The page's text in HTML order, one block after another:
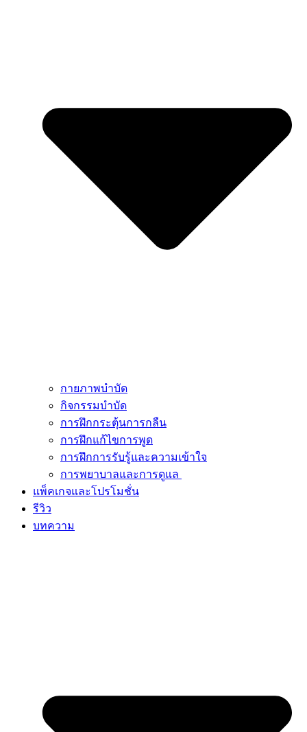
กายภาพบำบัด
กิจกรรมบำบัด
การฝึกกระตุ้นการกลืน
การฝึกแก้ไขการพูด
การฝึกการรับรู้และความเข้าใจ
การพยาบาลและการดูแล
แพ็คเกจและโปรโมชั่น
รีวิว
บทความ